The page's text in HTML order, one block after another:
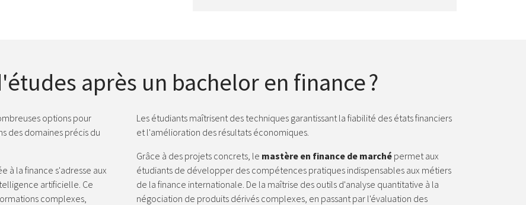
après un bachelor en finance ?
options pour
des domaines précis du
à la finance s'adresse aux
artificielle. Ce
complexes,
Les étudiants maîtrisent des techniques garantissant la fiabilité des états financiers
et l'amélioration des résultats économiques.
Grâce à des projets concrets, le mastère en finance de marché permet aux
étudiants de développer des compétences pratiques indispensables aux métiers
de la finance internationale. De la maîtrise des outils d'analyse quantitative à la
négociation de produits dérivés complexes, en passant par l'évaluation des